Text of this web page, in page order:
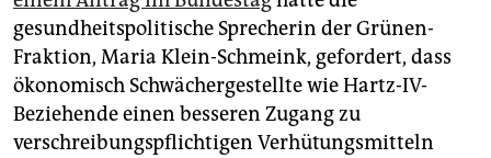
gesundheitspolitische Sprecherin der Grünen-
Fraktion, Maria Klein-Schmeink, gefordert, dass
ökonomisch Schwächergestellte wie Hartz-IV-
Beziehende einen besseren Zugang zu
verschreibungspflichtigen Verhütungsmitteln